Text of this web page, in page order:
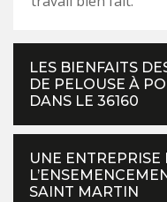
LES BIENFAITS
DE PELOUSE À
DANS LE 36160
UNE
SAINT MARTIN